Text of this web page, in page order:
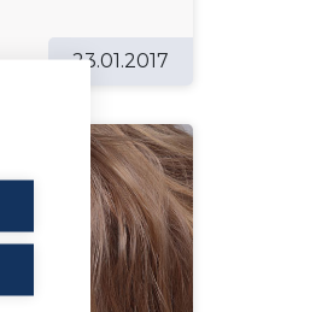
23.01.2017